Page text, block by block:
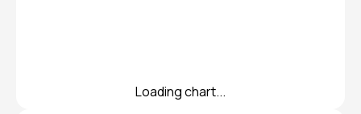
Loading chart...